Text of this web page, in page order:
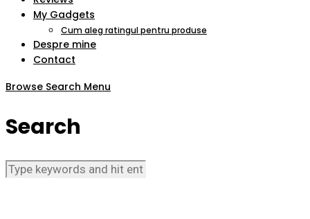
My Gadgets
Cum aleg ratingul pentru produse
Despre mine
Contact
Browse Search Menu
Search